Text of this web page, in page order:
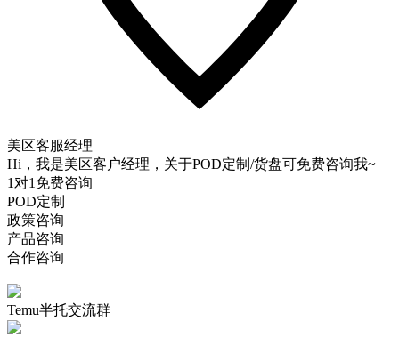
美区客服经理
Hi，我是美区客户经理，关于POD定制/货盘可免费咨询我~
1对1免费咨询
POD定制
政策咨询
产品咨询
合作咨询
Temu半托交流群